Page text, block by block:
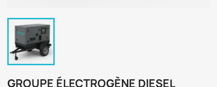
GROUPE ÉLECTROGÈNE DIESEL